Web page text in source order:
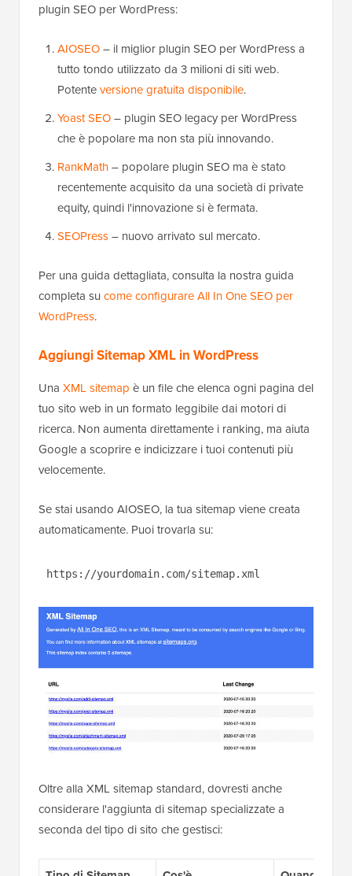
plugin SEO per WordPress:
AIOSEO– il miglior plugin SEO per WordPress a
tutto tondo utilizzato da 3 milioni di siti web.
Potenteversione gratuita disponibile.
Yoast SEO– plugin SEO legacy per WordPress
che è popolare ma non sta più innovando.
RankMath– popolare plugin SEO ma è stato
recentemente acquisito da una società di private
equity, quindi l'innovazione si è fermata.
SEOPress– nuovo arrivato sul mercato.
Per una guida dettagliata, consulta la nostra guida
completa su come configurare All In One SEO per
WordPress.
Aggiungi Sitemap XML in WordPress
Una XML sitemap è un file che elenca ogni pagina del
tuo sito web in un formato leggibile dai motori di
ricerca. Non aumenta direttamente i ranking, ma aiuta
Google a scoprire e indicizzare i tuoi contenuti più
velocemente.
Se stai usando AIOSEO, la tua sitemap viene creata
automaticamente. Puoi trovarla su:
https://yourdomain.com/sitemap.xml
Oltre alla XML sitemap standard, dovresti anche
considerare l'aggiunta di sitemap specializzate a
seconda del tipo di sito che gestisci: